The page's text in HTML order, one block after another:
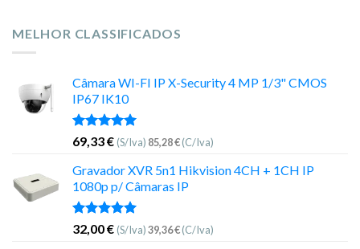
MELHOR CLASSIFICADOS
Câmara WI-FI IP X-Security 4 MP 1/3" CMOS
IP67 IK10
Avaliação
5.00
de 5
69,33€ (S/Iva) 85,28€(C/Iva)
Gravador XVR 5n1 Hikvision 4CH + 1CH IP
1080p p/ Câmaras IP
Avaliação
5.00
de 5
32,00€ (S/Iva)39,36€(C/Iva)